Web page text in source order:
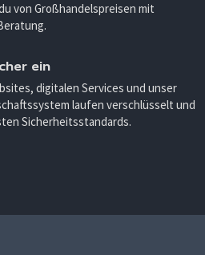
von Großhandelspreisen mit
ein
digitalen Services und unser
laufen verschlüsselt und
Sicherheitsstandards.